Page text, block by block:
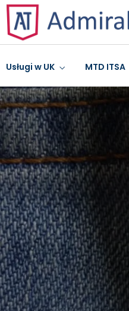
Usługi w UK MTD ITSA